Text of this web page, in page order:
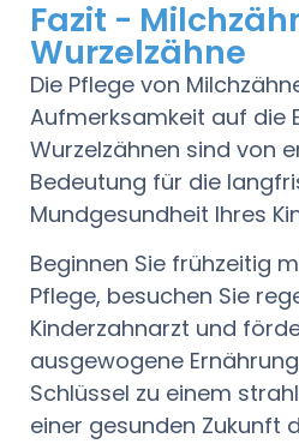
Fazit -
Wurzelzähne
Die Pflege von
Aufmerksamkeit auf die
Wurzelzähnen sind von
Bedeutung für die
Mundgesundheit Ihres
Beginnen Sie frühzeitig
Pflege, besuchen Sie
Kinderzahnarzt und
ausgewogene
Schlüssel zu einem
einer gesunden Zukunft